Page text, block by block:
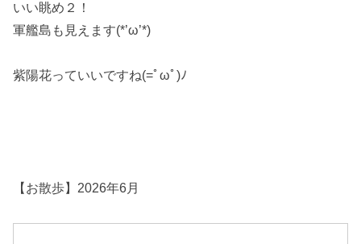
いい眺め２！
軍艦島も見えます(*’ω’*)
紫陽花っていいですね(=ﾟωﾟ)ﾉ
【お散歩】2026年6月